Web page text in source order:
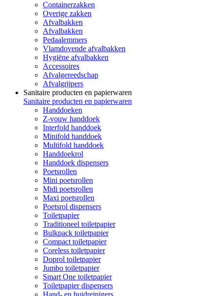
Containerzakken
Overige zakken
Afvalbakken
Afvalbakken
Pedaalemmers
Vlamdovende afvalbakken
Hygiëne afvalbakken
Accessoires
Afvalgereedschap
Afvalgrijpers
Sanitaire producten en papierwaren
Sanitaire producten en papierwaren
Handdoeken
Z-vouw handdoek
Interfold handdoek
Minifold handdoek
Multifold handdoek
Handdoekrol
Handdoek dispensers
Poetsrollen
Mini poetsrollen
Midi poetsrollen
Maxi poetsrollen
Poetsrol dispensers
Toiletpapier
Traditioneel toiletpapier
Bulkpack toiletpapier
Compact toiletpapier
Coreless toiletpapier
Doprol toiletpapier
Jumbo toiletpapier
Smart One toiletpapier
Toiletpapier dispensers
Hand- en huidreinigers